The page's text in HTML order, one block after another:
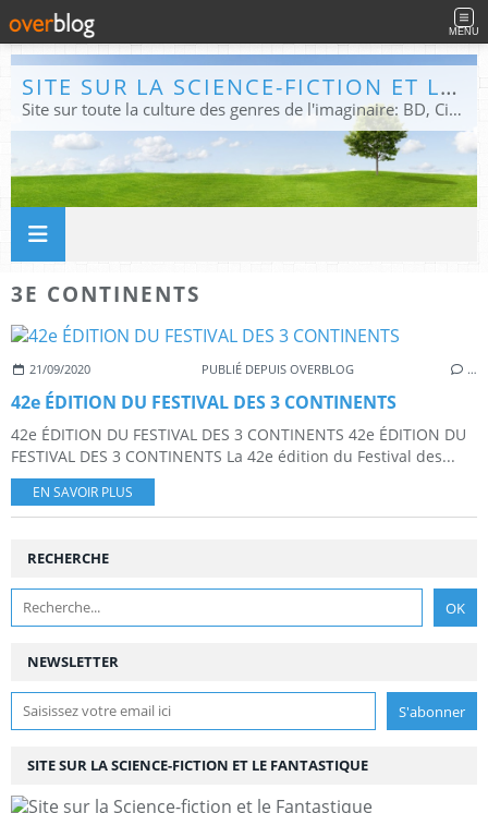
MENU
SITE SUR LA SCIENCE-FICTION ET LE FANTASTIQUE
Site sur toute la culture des genres de l'imaginaire: BD, Cinéma, Livre, Jeux, Théâtre. Présent dans les principaux festivals de film fantastique e de science-fiction, salons et conventions.
3E CONTINENTS
21/09/2020 PUBLIÉ DEPUIS OVERBLOG …
42e ÉDITION DU FESTIVAL DES 3 CONTINENTS
42e ÉDITION DU FESTIVAL DES 3 CONTINENTS 42e ÉDITION DU
FESTIVAL DES 3 CONTINENTS La 42e édition du Festival des...
EN SAVOIR PLUS
NEWSLETTER
RECHERCHE
SITE SUR LA SCIENCE-FICTION ET LE FANTASTIQUE